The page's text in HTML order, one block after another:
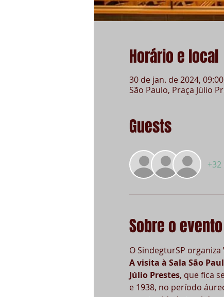
Horário e local
30 de jan. de 2024,
São Paulo, Praça Júlio
Guests
Sobre o evento
O SindegturSP organiza
A visita à Sala São
Júlio Prestes, que fica
e 1938, no período